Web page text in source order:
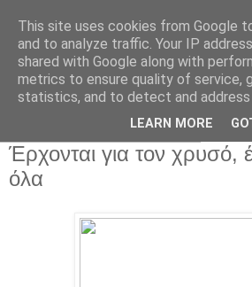
Έρχονται για τον χρυσό,
όλα
This site uses cookies from Google
and to analyze traffic. Your IP
shared with Google along with
metrics to ensure quality of service,
statistics, and to detect and address
LEARN MORE